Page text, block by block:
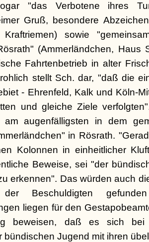
"das Verbotene ihres
Gruß, besondere
sowie
(Ammerländchen, Haus
Fahrtenbetrieb in alter
stellt Sch. dar, "daß die
- Ehrenfeld, Kalk und Köln-
und gleiche Ziele
am augenfälligsten in dem
in Rösrath.
Kolonnen in einheitlicher
Beweise, sei "der
erkennen". Das würden auch
Beschuldigten
liegen für den
beweisen, daß es sich
bündischen Jugend mit ihren